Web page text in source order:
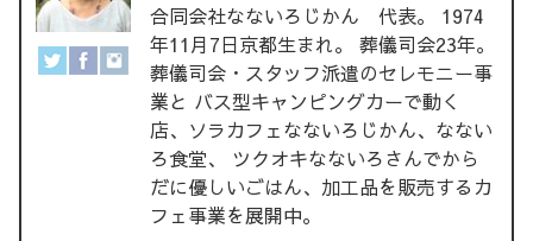
合同会社なないろじかん 代表。 1974
年11月7日京都生まれ。 葬儀司会23年。
葬儀司会・スタッフ派遣のセレモニー事
業と バス型キャンピングカーで動く
店、ソラカフェなないろじかん、なない
ろ食堂、 ツクオキなないろさんでから
だに優しいごはん、加工品を販売するカ
フェ事業を展開中。